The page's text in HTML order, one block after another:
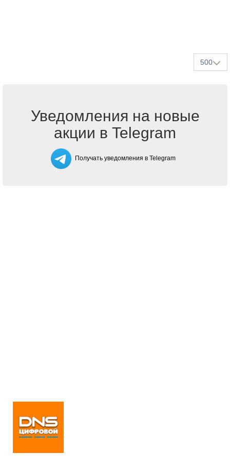
500
Уведомления на новые
акции в Telegram
Получать уведомления в Telegram